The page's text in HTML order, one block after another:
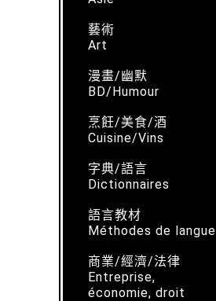
藝術
Art
漫畫/幽默
BD/Humour
烹飪/美食/酒
Cuisine/Vins
字典/語言
Dictionnaires
語言教材
Méthodes de langue
商業/經濟/法律
Entreprise,
économie, droit